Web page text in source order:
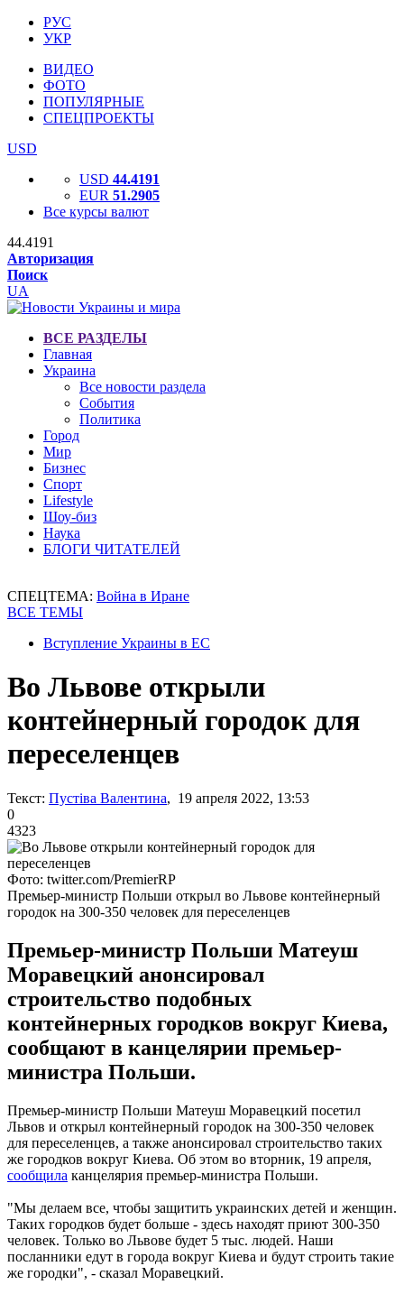
РУС
УКР
ВИДЕО
ФОТО
ПОПУЛЯРНЫЕ
СПЕЦПРОЕКТЫ
USD
USD 44.4191
EUR 51.2905
Все курсы валют
44.4191
Авторизация
Поиск
UA
ВСЕ РАЗДЕЛЫ
Главная
Украина
Все новости раздела
События
Политика
Город
Мир
Бизнес
Спорт
Lifestyle
Шоу-биз
Наука
БЛОГИ ЧИТАТЕЛЕЙ
СПЕЦТЕМА: Война в Иране
ВСЕ ТЕМЫ
Вступление Украины в ЕС
Во Львове открыли
контейнерный городок для
переселенцев
Текст: Пустіва Валентина, 19 апреля 2022, 13:53
0
4323
Фото: twitter.com/PremierRP
Премьер-министр Польши открыл во Львове контейнерный
городок на 300-350 человек для переселенцев
Премьер-министр Польши Матеуш
Моравецкий анонсировал
строительство подобных
контейнерных городков вокруг Киева,
сообщают в канцелярии премьер-
министра Польши.
Премьер-министр Польши Матеуш Моравецкий посетил
Львов и открыл контейнерный городок на 300-350 человек
для переселенцев, а также анонсировал строительство таких
же городков вокруг Киева. Об этом во вторник, 19 апреля,
сообщила канцелярия премьер-министра Польши.
"Мы делаем все, чтобы защитить украинских детей и женщин.
Таких городков будет больше - здесь находят приют 300-350
человек. Только во Львове будет 5 тыс. людей. Наши
посланники едут в города вокруг Киева и будут строить такие
же городки", - сказал Моравецкий.